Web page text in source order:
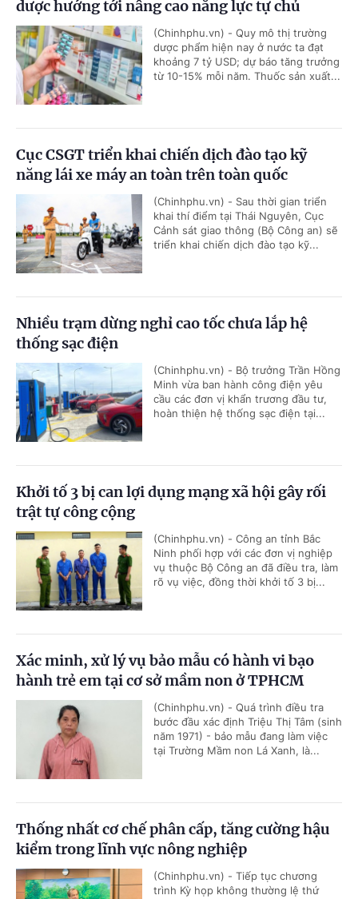
dược hướng tới nâng cao năng lực tự chủ
(Chinhphu.vn) - Quy mô thị trường
dược phẩm hiện nay ở nước ta đạt
khoảng 7 tỷ USD; dự báo tăng trưởng
từ 10-15% mỗi năm. Thuốc sản xuất...
Cục CSGT triển khai chiến dịch đào tạo kỹ
năng lái xe máy an toàn trên toàn quốc
(Chinhphu.vn) - Sau thời gian triển
khai thí điểm tại Thái Nguyên, Cục
Cảnh sát giao thông (Bộ Công an) sẽ
triển khai chiến dịch đào tạo kỹ...
Nhiều trạm dừng nghỉ cao tốc chưa lắp hệ
thống sạc điện
(Chinhphu.vn) - Bộ trưởng Trần Hồng
Minh vừa ban hành công điện yêu
cầu các đơn vị khẩn trương đầu tư,
hoàn thiện hệ thống sạc điện tại...
Khởi tố 3 bị can lợi dụng mạng xã hội gây rối
trật tự công cộng
(Chinhphu.vn) - Công an tỉnh Bắc
Ninh phối hợp với các đơn vị nghiệp
vụ thuộc Bộ Công an đã điều tra, làm
rõ vụ việc, đồng thời khởi tố 3 bị...
Xác minh, xử lý vụ bảo mẫu có hành vi bạo
hành trẻ em tại cơ sở mầm non ở TPHCM
(Chinhphu.vn) - Quá trình điều tra
bước đầu xác định Triệu Thị Tâm (sinh
năm 1971) - bảo mẫu đang làm việc
tại Trường Mầm non Lá Xanh, là...
Thống nhất cơ chế phân cấp, tăng cường hậu
kiểm trong lĩnh vực nông nghiệp
(Chinhphu.vn) - Tiếp tục chương
trình Kỳ họp không thường lệ thứ